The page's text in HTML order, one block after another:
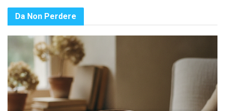
Da Non Perdere